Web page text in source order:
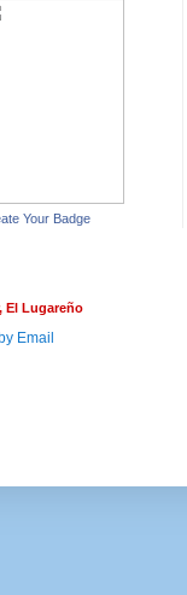
Your Badge
El Lugareño
Email